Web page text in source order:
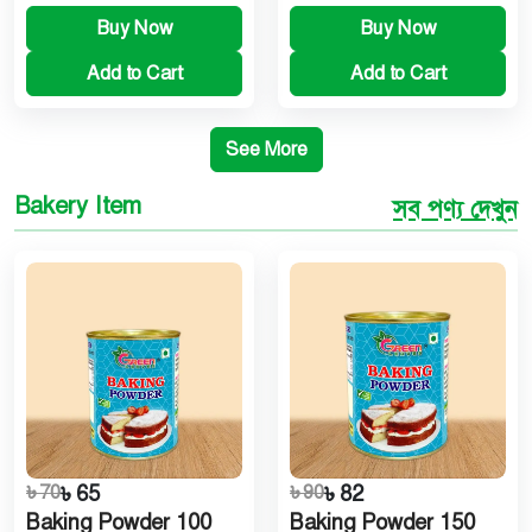
Buy Now
Add to Cart
Buy Now
Add to Cart
See More
Bakery Item সব পণ্য দেখুন
৳ 70৳ 65
Baking Powder 100
৳ 90৳ 82
Baking Powder 150